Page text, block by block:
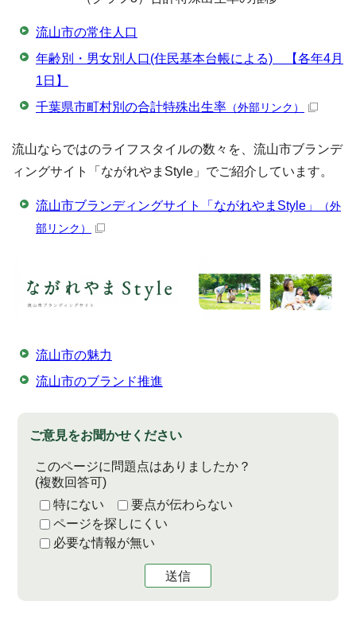
流山市の常住人口
年齢別・男女別人口(住民基本台帳による) 【各年4月
1日】
千葉県市町村別の合計特殊出生率 （外部リンク）
流山ならではのライフスタイルの数々を、流山市ブランデ
ィングサイト「ながれやまStyle」でご紹介しています。
流山市ブランディングサイト「ながれやまStyle」
（外
部リンク）
流山市の魅力
流山市のブランド推進
ご意見をお聞かせください
このページに問題点はありましたか？
(複数回答可)
特にない
要点が伝わらない
ページを探しにくい
必要な情報が無い
送信